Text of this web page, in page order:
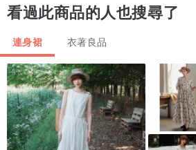
XL 40
我們公司提供專業的設計師和量身定制等服
尺寸的服飾，歡迎與我們聯繫。
看過此商品的人也搜尋了
連身裙 衣著良品